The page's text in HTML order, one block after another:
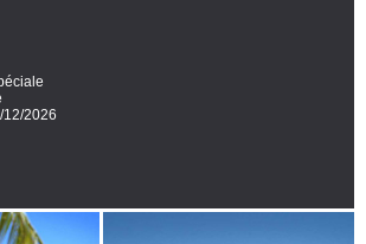
12/2026